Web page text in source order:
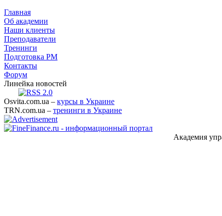
Главная
Об академии
Наши клиенты
Преподаватели
Тренинги
Подготовка PM
Контакты
Форум
Линейка новостей
Osvita.com.ua – курсы в Украине
TRN.com.ua – тренинги в Украине
Академия